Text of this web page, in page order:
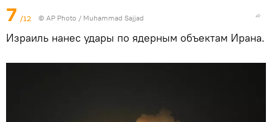
7 /12 © AP Photo / Muhammad Sajjad
Израиль нанес удары по ядерным объектам Ирана.